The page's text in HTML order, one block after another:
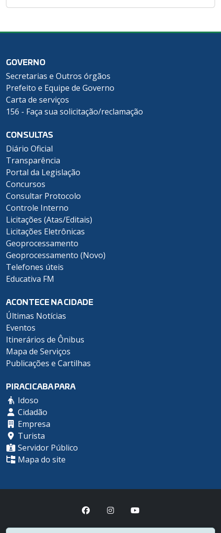
GOVERNO
Secretarias e Outros órgãos
Prefeito e Equipe de Governo
Carta de serviços
156 - Faça sua solicitação/reclamação
CONSULTAS
Diário Oficial
Transparência
Portal da Legislação
Concursos
Consultar Protocolo
Controle Interno
Licitações (Atas/Editais)
Licitações Eletrônicas
Geoprocessamento
Geoprocessamento (Novo)
Telefones úteis
Educativa FM
ACONTECE NA CIDADE
Últimas Notícias
Eventos
Itinerários de Ônibus
Mapa de Serviços
Publicações e Cartilhas
PIRACICABA PARA
Idoso
Cidadão
Empresa
Turista
Servidor Público
Mapa do site